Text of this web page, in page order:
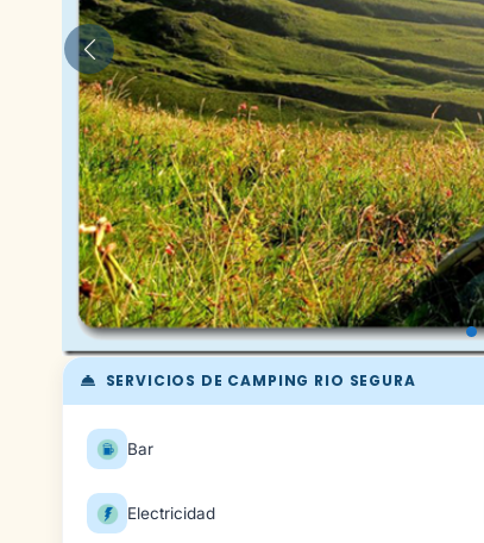
Anterior
SERVICIOS DE CAMPING RIO SEGURA
Bar
Electricidad